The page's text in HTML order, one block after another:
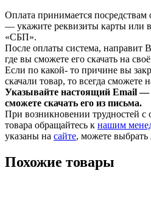
Оплата принимается посредствам
— укажите реквизиты карты или
«СБП».
После оплаты система, направит
где вы сможете его скачать на
Если по какой- то причине вы
скачали товар, то всегда сможете
Указывайте настоящий Email —
сможете скачать его из письма.
При возникновении трудностей с
товара обращайтесь к нашим
указаны на сайте, можете
Похожие товары